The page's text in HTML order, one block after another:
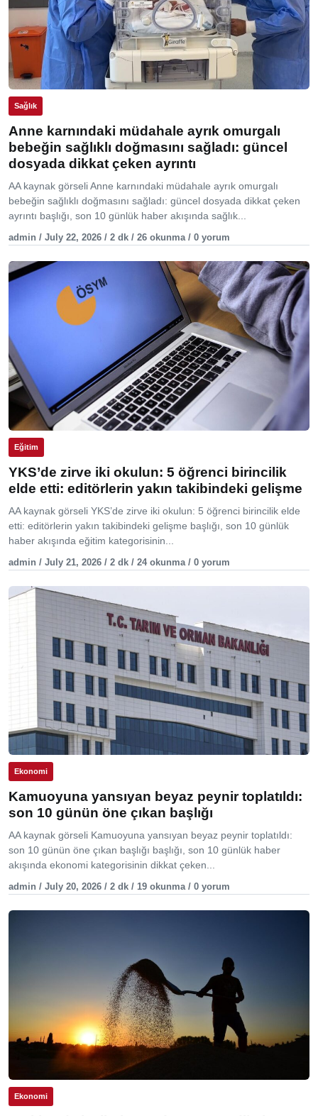
Sağlık
Anne karnındaki müdahale ayrık omurgalı
bebeğin sağlıklı doğmasını sağladı: güncel
dosyada dikkat çeken ayrıntı
AA kaynak görseli Anne karnındaki müdahale ayrık omurgalı
bebeğin sağlıklı doğmasını sağladı: güncel dosyada dikkat çeken
ayrıntı başlığı, son 10 günlük haber akışında sağlık...
admin / July 22, 2026 / 2 dk / 26 okunma / 0 yorum
Eğitim
YKS’de zirve iki okulun: 5 öğrenci birincilik
elde etti: editörlerin yakın takibindeki gelişme
AA kaynak görseli YKS’de zirve iki okulun: 5 öğrenci birincilik elde
etti: editörlerin yakın takibindeki gelişme başlığı, son 10 günlük
haber akışında eğitim kategorisinin...
admin / July 21, 2026 / 2 dk / 24 okunma / 0 yorum
Ekonomi
Kamuoyuna yansıyan beyaz peynir toplatıldı:
son 10 günün öne çıkan başlığı
AA kaynak görseli Kamuoyuna yansıyan beyaz peynir toplatıldı:
son 10 günün öne çıkan başlığı başlığı, son 10 günlük haber
akışında ekonomi kategorisinin dikkat çeken...
admin / July 20, 2026 / 2 dk / 19 okunma / 0 yorum
Ekonomi